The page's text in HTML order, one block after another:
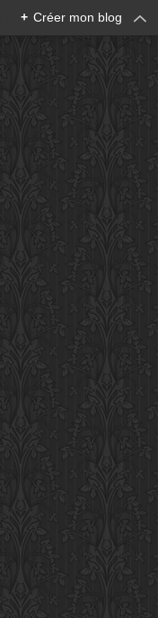
+ Créer mon blog